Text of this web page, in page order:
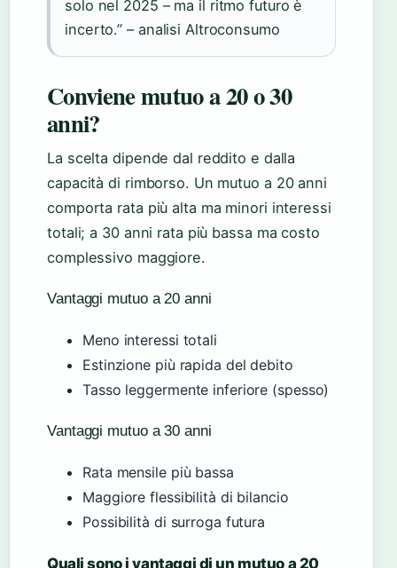
solo nel 2025 – ma il ritmo futuro è
incerto.” – analisi Altroconsumo
Conviene mutuo a 20 o 30
anni?
La scelta dipende dal reddito e dalla
capacità di rimborso. Un mutuo a 20 anni
comporta rata più alta ma minori interessi
totali; a 30 anni rata più bassa ma costo
complessivo maggiore.
Vantaggi mutuo a 20 anni
Meno interessi totali
Estinzione più rapida del debito
Tasso leggermente inferiore (spesso)
Vantaggi mutuo a 30 anni
Rata mensile più bassa
Maggiore flessibilità di bilancio
Possibilità di surroga futura
Quali sono i vantaggi di un mutuo a 20